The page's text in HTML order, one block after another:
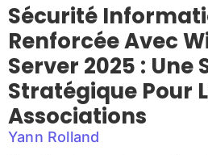
Sécurité
Renforcée Avec
Server 2025 : Une
Stratégique Pour
Associations
Yann Rolland